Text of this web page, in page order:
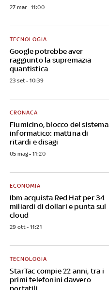
27 mar - 11:00
Google potrebbe aver
raggiunto la supremazia
quantistica
TECNOLOGIA
23 set - 10:39
Fiumicino, blocco del sistema
informatico: mattina di
ritardi e disagi
CRONACA
05 mag - 11:20
Ibm acquista Red Hat per 34
miliardi di dollari e punta sul
cloud
ECONOMIA
29 ott - 11:21
StarTac compie 22 anni, tra i
primi telefonini davvero
TECNOLOGIA